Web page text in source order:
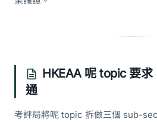
HKEAA 呢 topic 要求
通
考評局將呢 topic 拆做三個 sub-